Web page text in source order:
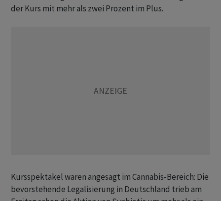
der Kurs mit mehr als zwei Prozent im Plus.
Kursspektakel waren angesagt im Cannabis-Bereich: Die
bevorstehende Legalisierung in Deutschland trieb am